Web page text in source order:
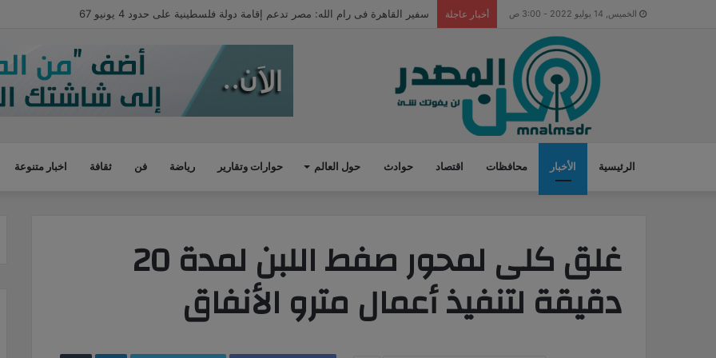
الخميس, 14 يوليو 2022 - 3:00 ص أخبار عاجلة سياحة جنوب سيناء: نسبة إشغالات الفنادق خلال عيد الأضحى تخطت 80%
الرئيسية الأخبار محافظات اقتصاد حوادث حول العالم حوارات وتقارير رياضة فن ثقافة اخبار متنوعة
غلق كلى لمحور صفط اللبن لمدة 20
دقيقة لتنفيذ أعمال مترو الأنفاق
LinkedIn
‏Tumblr